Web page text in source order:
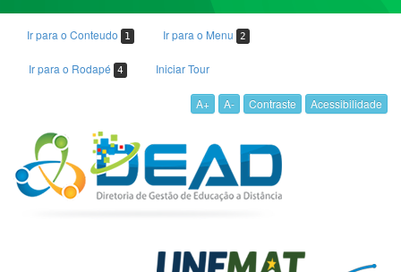
Ir para o Conteudo 1 Ir para o Menu 2
Ir para o Rodapé 4 Iniciar Tour
A+ A- Contraste Acessibilidade